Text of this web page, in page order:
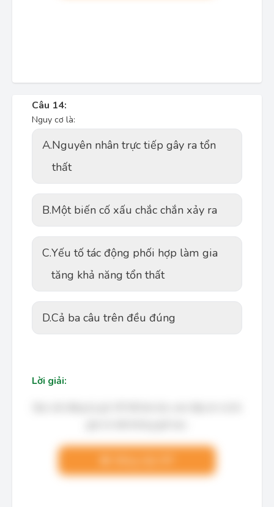
Câu 14:
Nguy cơ là:
A.Nguyên nhân trực tiếp gây ra tổn
thất
B.Một biến cố xấu chắc chắn xảy ra
C.Yếu tố tác động phối hợp làm gia
tăng khả năng tổn thất
D.Cả ba câu trên đều đúng
Lời giải: